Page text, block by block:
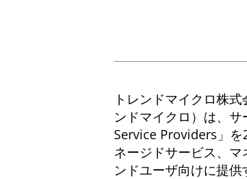
トレンドマイクロ株
ンドマイクロ）は、
Service Providers」を
ネージドサービス、
ンドユーザ向けに提供